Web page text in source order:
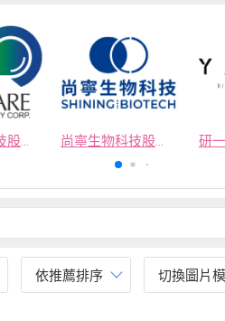
詠麗生化科技股份有限公司 尚寧生物科技股份有限公司 研
依推薦排序 切換圖片